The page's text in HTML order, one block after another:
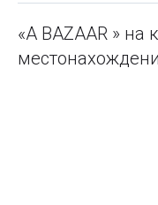
«A BAZAAR » на